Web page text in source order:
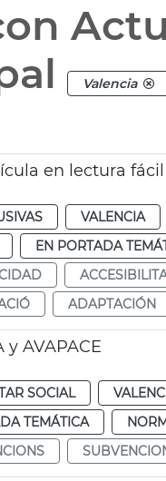
Valencia
en lectura fácil
VALENCIA
EN PORTADA
ADAPTACIÓN
AVAPACE
SOCIAL
TEMÁTICA